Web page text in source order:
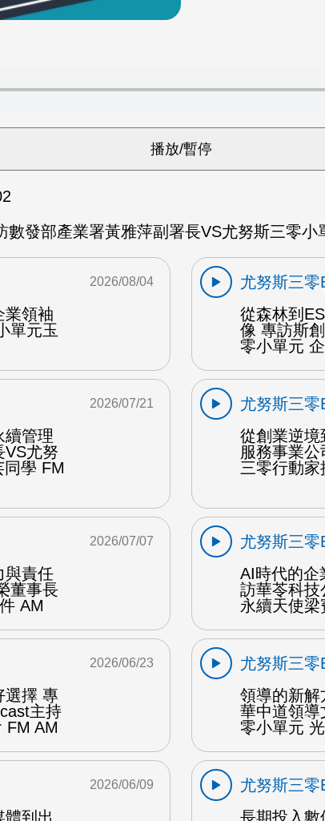
發部產業署黃雅萍副署長VS尤努斯三零小
業領袖
單元玉
2026/08/04
尤努斯三零
從森林到
像 專訪斯
零小單元
續管理
VS尤努
學 FM
2026/07/21
尤努斯三零
從創業逆境
服務事業
三零行動
與責任
董事長
AM
2026/07/07
尤努斯三零
AI時代的企
訪華苓科技
永續天使
選擇 專
主持
FM AM
2026/06/23
尤努斯三零
領導的新解
華中道領導
零小單元
到出
2026/06/09
尤努斯三零
長期投入數